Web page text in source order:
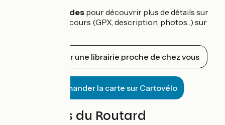
QR codes pour découvrir plus de détails sur
chaque parcours (GPX, description, photos...) sur
Trouver une librairie proche de chez vous
Commander la carte sur Cartovélo
Les guides du Routard